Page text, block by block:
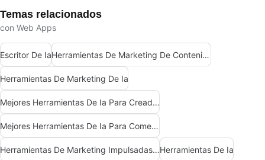
Temas relacionados
con Web Apps
Escritor De Ia Herramientas De Marketing De Contenido De Ia
Herramientas De Marketing De Ia
Mejores Herramientas De Ia Para Creadores De Contenido
Mejores Herramientas De Ia Para Comercializadores
Herramientas De Marketing Impulsadas Por IaHerramientas De Ia